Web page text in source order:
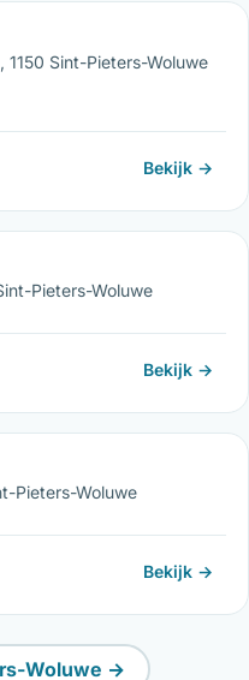
Sint-Pieters-Woluwe
Bekijk →
Pieters-Woluwe
Bekijk →
Pieters-Woluwe
Bekijk →
Woluwe →